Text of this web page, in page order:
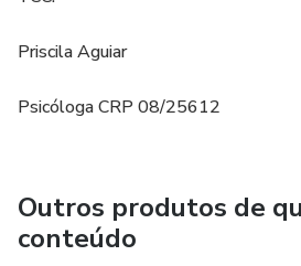
Priscila Aguiar
Psicóloga CRP 08/25612
Outros produtos de
conteúdo